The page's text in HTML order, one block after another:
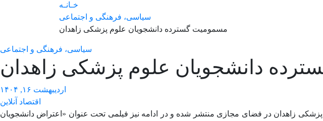
خـانـه
سیاسی، فرهنگی و اجتماعی
مسمومیت گسترده دانشجویان علوم پزشکی زاهدان
سیاسی، فرهنگی و اجتماعی
دانشجویان علوم پزشکی زاهدان
اردیبهشت ۱۶, ۱۴۰۴
اقتصاد آنلاین
پزشکی زاهدان در فضای مجازی منتشر شده و در ادامه نیز فیلمی تحت عنوان «اعتراض دانشجویان